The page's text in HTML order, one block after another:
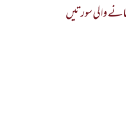
والی سورتیں